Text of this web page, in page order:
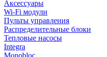
Аксессуары
Wi-Fi модули
Пульты управления
Распределительные блоки
Тепловые насосы
Integra
Monobloc